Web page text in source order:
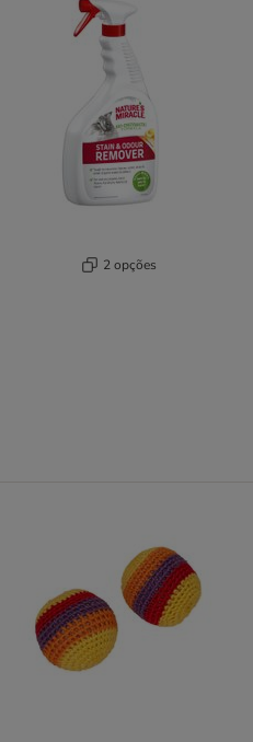
2 opções